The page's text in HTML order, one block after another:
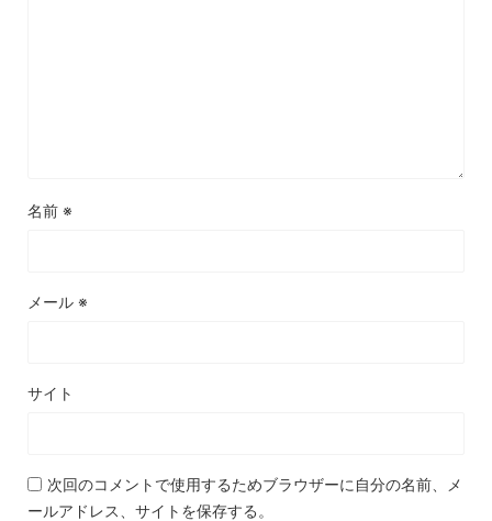
名前 ※
メール ※
サイト
次回のコメントで使用するためブラウザーに自分の名前、メ
ールアドレス、サイトを保存する。